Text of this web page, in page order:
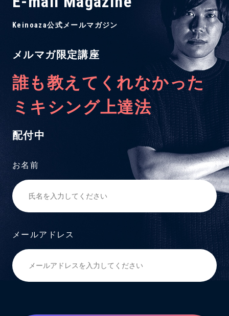
Keinoaza公式メールマガジン
メルマガ限定講座
誰も教えてくれなかった
ミキシング上達法
配付中
お名前
メールアドレス